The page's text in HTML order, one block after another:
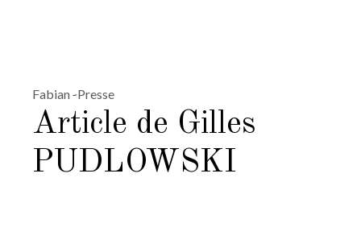
Fabian Presse
Article de Gilles
PUDLOWSKI